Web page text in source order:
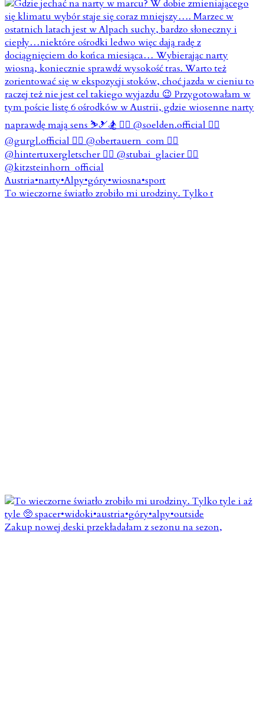
To wieczorne światło zrobiło mi urodziny. Tylko t
Zakup nowej deski przekładałam z sezonu na sezon,